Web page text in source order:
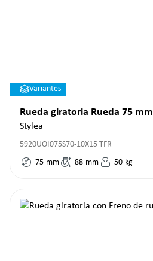
Variantes
Rueda giratoria Rueda 75 mm
Stylea
5920UOI075S70-10X15 TFR
75 mm 88 mm 50 kg